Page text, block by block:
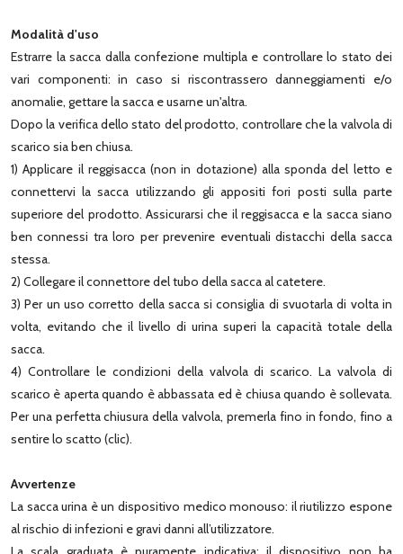
Modalità d'uso
Estrarre la sacca dalla confezione multipla e controllare lo stato dei
vari componenti: in caso si riscontrassero danneggiamenti e/o
anomalie, gettare la sacca e usarne un'altra.
Dopo la verifica dello stato del prodotto, controllare che la valvola di
scarico sia ben chiusa.
1) Applicare il reggisacca (non in dotazione) alla sponda del letto e
connettervi la sacca utilizzando gli appositi fori posti sulla parte
superiore del prodotto. Assicurarsi che il reggisacca e la sacca siano
ben connessi tra loro per prevenire eventuali distacchi della sacca
stessa.
2) Collegare il connettore del tubo della sacca al catetere.
3) Per un uso corretto della sacca si consiglia di svuotarla di volta in
volta, evitando che il livello di urina superi la capacità totale della
sacca.
4) Controllare le condizioni della valvola di scarico. La valvola di
scarico è aperta quando è abbassata ed è chiusa quando è sollevata.
Per una perfetta chiusura della valvola, premerla fino in fondo, fino a
sentire lo scatto (clic).
Avvertenze
La sacca urina è un dispositivo medico monouso: il riutilizzo espone
al rischio di infezioni e gravi danni all’utilizzatore.